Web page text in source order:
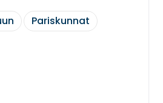
Pariskunnat